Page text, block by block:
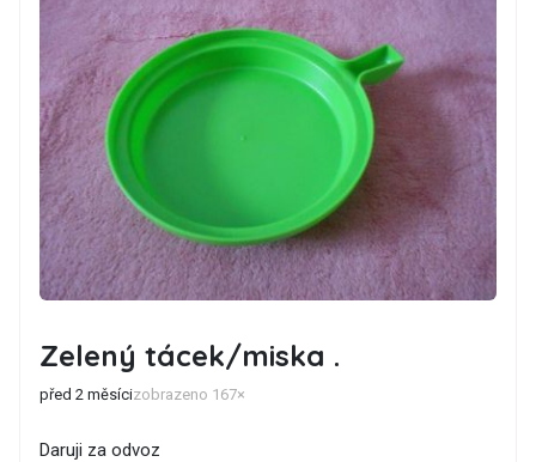
Zelený tácek/miska .
před 2 měsícizobrazeno 167×
Daruji za odvoz